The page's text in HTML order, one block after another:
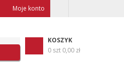
Moje konto
KOSZYK
0 szt 0,00 zł